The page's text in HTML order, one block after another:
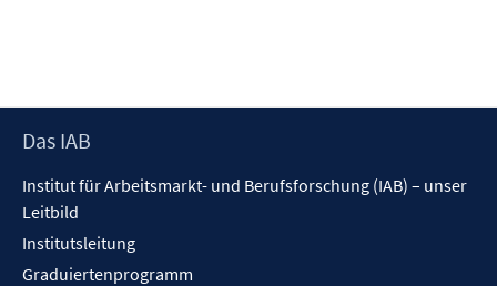
Footer
Das IAB
Institut für Arbeitsmarkt- und Berufsforschung (IAB) – unser
Leitbild
Institutsleitung
Graduiertenprogramm